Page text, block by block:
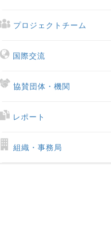
プロジェクトチーム
国際交流
協賛団体・機関
レポート
組織・事務局